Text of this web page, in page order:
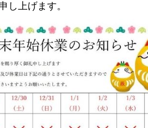
し上げます。